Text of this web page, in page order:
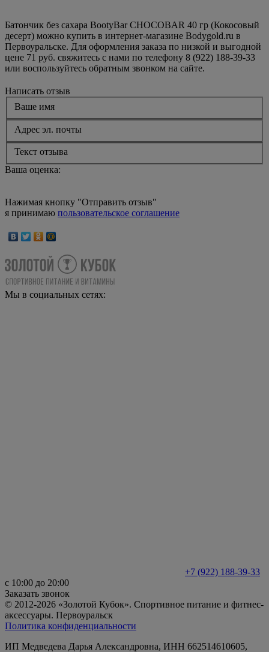
Батончик без сахара BootyBar CHOCOBAR 40 гр (Кокосовый
десерт) можно купить в интернет-магазине Bodygold.ru в
Первоуральске. Для оформления заказа по низкой и выгодной
цене 71 руб. свяжитесь с нами по телефону 8 (922) 188-39-33
или воспользуйтесь обратным звонком на сайте.
Написать отзыв
Ваше имя
Адрес эл. почты
Текст отзыва
Ваша оценка:
Нажимая кнопку "Отправить отзыв"
я принимаю пользовательское соглашение
Мы в социальных сетях:
+7 (922) 188-39-33
с 10:00 до 20:00
Заказать звонок
© 2012-2026 «Золотой Кубок». Спортивное питание и фитнес-
аксессуары. Первоуральск
Политика конфиденциальности
ИП Медведева Дарья Александровна, ИНН 662514610605,